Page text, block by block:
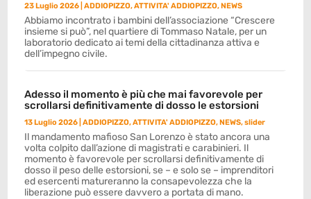
23 Luglio 2026 |ADDIOPIZZO,ATTIVITA' ADDIOPIZZO,NEWS
Abbiamo incontrato i bambini dell’associazione “Crescere
insieme si può”, nel quartiere di Tommaso Natale, per un
laboratorio dedicato ai temi della cittadinanza attiva e
dell’impegno civile.
Adesso il momento è più che mai favorevole per
scrollarsi definitivamente di dosso le estorsioni
13 Luglio 2026 |ADDIOPIZZO,ATTIVITA' ADDIOPIZZO,NEWS,slider
Il mandamento mafioso San Lorenzo è stato ancora una
volta colpito dall’azione di magistrati e carabinieri. Il
momento è favorevole per scrollarsi definitivamente di
dosso il peso delle estorsioni, se – e solo se – imprenditori
ed esercenti matureranno la consapevolezza che la
liberazione può essere davvero a portata di mano.